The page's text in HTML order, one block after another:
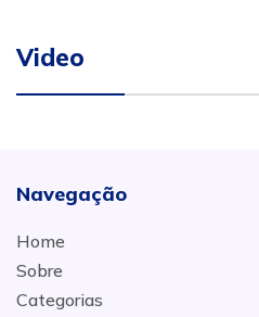
Video
Navegação
Home
Sobre
Categorias